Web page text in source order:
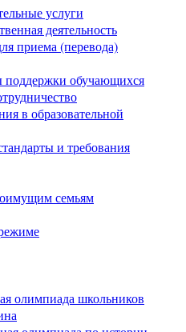
услуги
деятельность
приема (перевода)
обучающихся
в образовательной
и требования
семьям
олимпиада школьников